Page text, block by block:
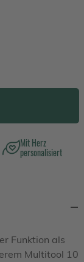
Mit Herz
personalisiert
Funktion als
Multitool 10